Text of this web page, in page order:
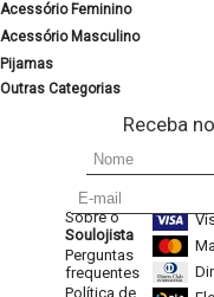
Acessório Feminino
Acessório Masculino
Pijamas
Outras Categorias
Receba
Sobre o
Soulojista
Perguntas
frequentes
Política de